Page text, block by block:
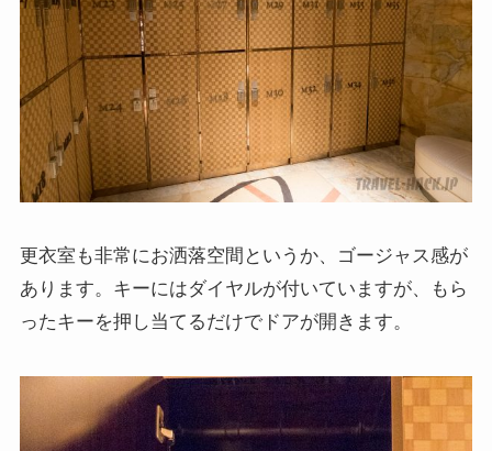
更衣室も非常にお洒落空間というか、ゴージャス感が
あります。キーにはダイヤルが付いていますが、もら
ったキーを押し当てるだけでドアが開きます。